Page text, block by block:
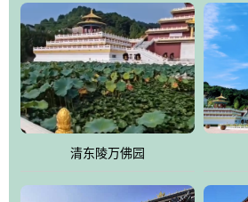
园、打造佛教精品旅游圣地”为目标，以
的墓地安葬、祭祀吊亡并结合旅游参观构
郁绚丽、优雅宜人的园林景观构成其外部
园手法相结合的默契操作，建成一处特色
美、民族风格突出，与周边文物古迹交相
式园林。
万佛园工程一期占地448亩，目前完成投
用全仿古式建筑，寻求与世界文化遗产地
清东陵万佛园